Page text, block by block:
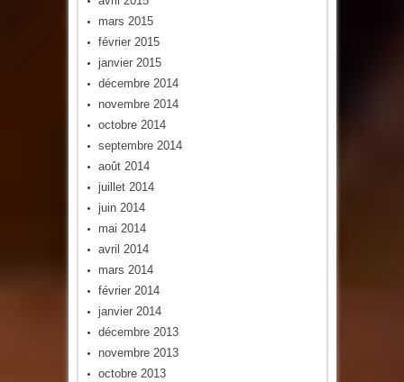
mars 2015
février 2015
janvier 2015
décembre 2014
novembre 2014
octobre 2014
septembre 2014
août 2014
juillet 2014
juin 2014
mai 2014
avril 2014
mars 2014
février 2014
janvier 2014
décembre 2013
novembre 2013
octobre 2013